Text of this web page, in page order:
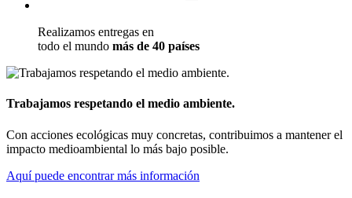
Realizamos entregas en
todo el mundo más de 40 países
Trabajamos respetando el medio ambiente.
Con acciones ecológicas muy concretas, contribuimos a mantener el
impacto medioambiental lo más bajo posible.
Aquí puede encontrar más información